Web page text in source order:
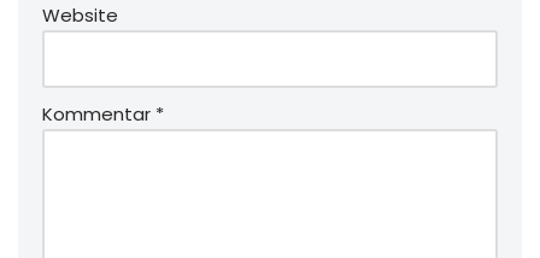
Website
Kommentar *